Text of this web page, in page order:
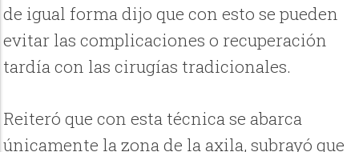
de igual forma dijo que con esto se pueden
evitar las complicaciones o recuperación
tardía con las cirugías tradicionales.
Reiteró que con esta técnica se abarca
únicamente la zona de la axila, subrayó que